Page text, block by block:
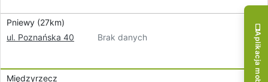
Pniewy (27km)
ul. Poznańska 40
Brak danych
Międzyrzecz
Aplikacja mobilna!